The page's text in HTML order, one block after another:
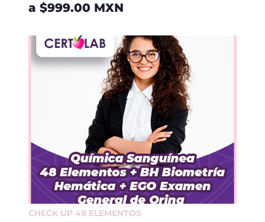
a $999.00 MXN
CHECK UP 48 ELEMENTOS